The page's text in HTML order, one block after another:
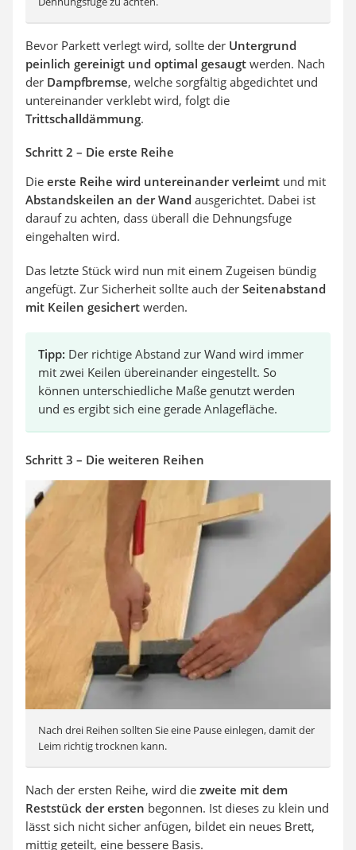
Bevor Parkett verlegt wird, sollte der Untergrund
peinlich gereinigt und optimal gesaugt werden. Nach
der Dampfbremse, welche sorgfältig abgedichtet und
untereinander verklebt wird, folgt die
Trittschalldämmung.
Schritt 2 – Die erste Reihe
Die erste Reihe wird untereinander verleimt und mit
Abstandskeilen an der Wand ausgerichtet. Dabei ist
darauf zu achten, dass überall die Dehnungsfuge
eingehalten wird.
Das letzte Stück wird nun mit einem Zugeisen bündig
angefügt. Zur Sicherheit sollte auch der Seitenabstand
mit Keilen gesichert werden.
Tipp: Der richtige Abstand zur Wand wird immer
mit zwei Keilen übereinander eingestellt. So
können unterschiedliche Maße genutzt werden
und es ergibt sich eine gerade Anlagefläche.
Schritt 3 – Die weiteren Reihen
Nach drei Reihen sollten Sie eine Pause einlegen, damit der
Leim richtig trocknen kann.
Nach der ersten Reihe, wird die zweite mit dem
Reststück der ersten begonnen. Ist dieses zu klein und
lässt sich nicht sicher anfügen, bildet ein neues Brett,
mittig geteilt, eine bessere Basis.